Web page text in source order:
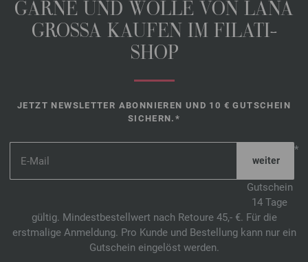
GARNE UND WOLLE VON LANA
GROSSA KAUFEN IM FILATI-
SHOP
JETZT NEWSLETTER ABONNIEREN UND 10 € GUTSCHEIN
SICHERN.*
*
Gutschein
14 Tage
gültig. Mindestbestellwert nach Retoure 45,- €. Für die
erstmalige Anmeldung. Pro Kunde und Bestellung kann nur ein
Gutschein eingelöst werden.